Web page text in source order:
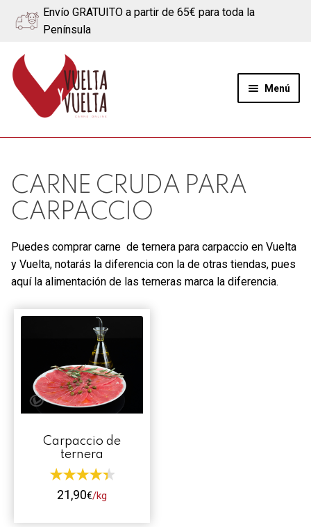
Envío GRATUITO a partir de 65€ para toda la
Península
Ir
a
navegación
Ir
al
contenido
Menú
Quiénes somos
Ternera
Cerdo
Quesos
Blog
0 productos
CARNE CRUDA PARA
CARPACCIO
Puedes comprar carne de ternera para carpaccio en Vuelta
y Vuelta, notarás la diferencia con la de otras tiendas, pues
aquí la alimentación de las terneras marca la diferencia.
Carpaccio de
ternera
21,90€/kg
Este